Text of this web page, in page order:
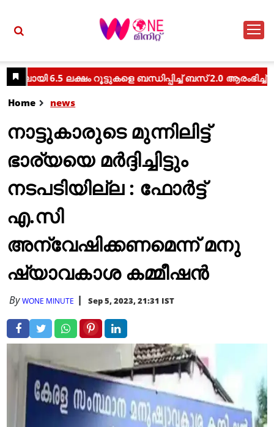
Home news
നാട്ടുകാരുടെ മുന്നിലിട്ട്
ഭാര്യയെ മർദ്ദിച്ചിട്ടും
നടപടിയില്ല : ഫോർട്ട്
എ.സി
അന്വേഷിക്കണമെന്ന് മനു
ഷ്യാവകാശ കമ്മീഷൻ
ByWONE MINUTE Sep 5, 2023, 21:31 IST